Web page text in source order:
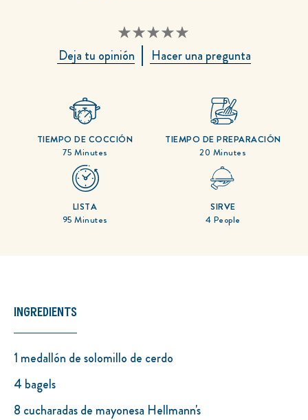
se
han
Deja tu opinión Hacer una pregunta
75 Minutes
TIEMPO DE COCCIÓN
20 Minutes
TIEMPO DE PREPARACIÓN
95 Minutes
LISTA
4 People
SIRVE
INGREDIENTS
1 medallón de solomillo de cerdo
4 bagels
8 cucharadas de mayonesa Hellmann's